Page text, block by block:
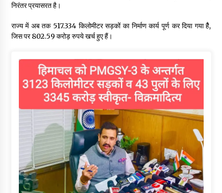
04/08/2026
निरंतर प्रयासरत है।
राज्य में अब तक 517.334 किलोमीटर सड़कों का निर्माण कार्य पूर्ण कर दिया गया हैै,
जिस पर 802.59 करोड़ रुपये खर्च हुए हैं।